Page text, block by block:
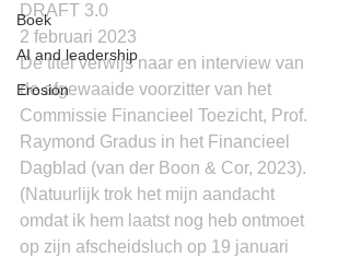
Boek
AI and leadership
Erosion
DRAFT 3.0
2 februari 2023
De titel verwijs naar en interview van
de afgewaaide voorzitter van het
Commissie Financieel Toezicht, Prof.
Raymond Gradus in het Financieel
Dagblad (van der Boon & Cor, 2023).
(Natuurlijk trok het mijn aandacht
omdat ik hem laatst nog heb ontmoet
op zijn afscheidsluch op 19 januari